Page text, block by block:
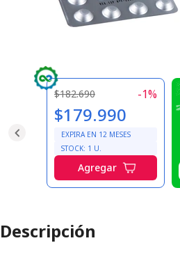
$182.690 -1%
$179.990
EXPIRA EN 12 MESES
STOCK: 1 U.
Agregar
Descripción